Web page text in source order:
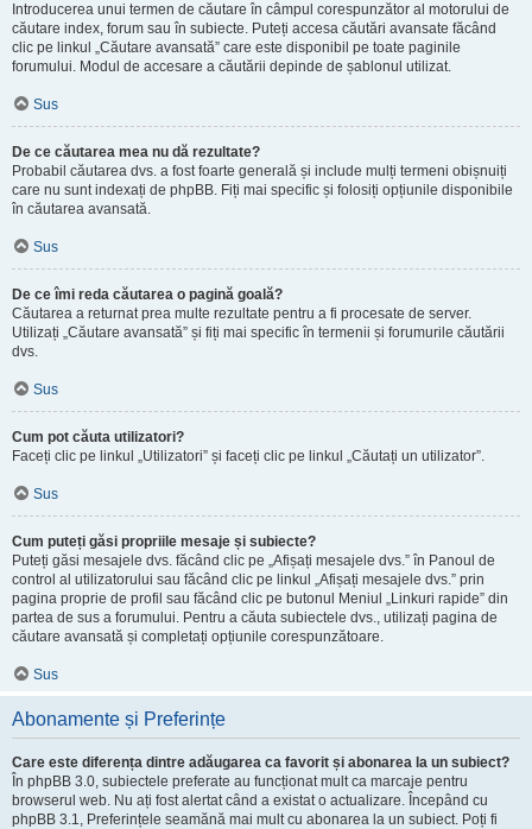
Introducerea unui termen de căutare în câmpul corespunzător al motorului de
căutare index, forum sau în subiecte. Puteți accesa căutări avansate făcând
clic pe linkul „Căutare avansată” care este disponibil pe toate paginile
forumului. Modul de accesare a căutării depinde de șablonul utilizat.
Sus
De ce căutarea mea nu dă rezultate?
Probabil căutarea dvs. a fost foarte generală și include mulți termeni obișnuiți
care nu sunt indexați de phpBB. Fiți mai specific și folosiți opțiunile disponibile
în căutarea avansată.
Sus
De ce îmi reda căutarea o pagină goală?
Căutarea a returnat prea multe rezultate pentru a fi procesate de server.
Utilizați „Căutare avansată” și fiți mai specific în termenii și forumurile căutării
dvs.
Sus
Cum pot căuta utilizatori?
Faceți clic pe linkul „Utilizatori” și faceți clic pe linkul „Căutați un utilizator”.
Sus
Cum puteți găsi propriile mesaje și subiecte?
Puteți găsi mesajele dvs. făcând clic pe „Afișați mesajele dvs.” în Panoul de
control al utilizatorului sau făcând clic pe linkul „Afișați mesajele dvs.” prin
pagina proprie de profil sau făcând clic pe butonul Meniul „Linkuri rapide” din
partea de sus a forumului. Pentru a căuta subiectele dvs., utilizați pagina de
căutare avansată și completați opțiunile corespunzătoare.
Sus
Abonamente și Preferințe
Care este diferența dintre adăugarea ca favorit și abonarea la un subiect?
În phpBB 3.0, subiectele preferate au funcționat mult ca marcaje pentru
browserul web. Nu ați fost alertat când a existat o actualizare. Începând cu
phpBB 3.1, Preferințele seamănă mai mult cu abonarea la un subiect. Poți fi